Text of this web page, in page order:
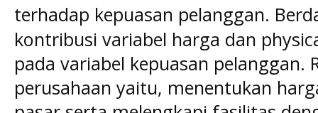
terhadap kepuasan pelanggan.
kontribusi variabel harga dan
pada variabel kepuasan pelanggan.
perusahaan yaitu, menentukan